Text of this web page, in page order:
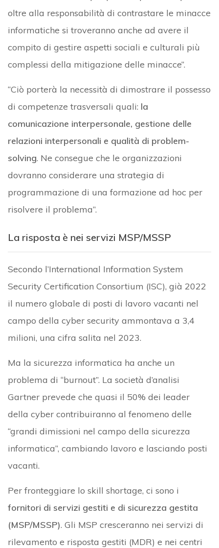
oltre alla responsabilità di contrastare le minacce
informatiche si troveranno anche ad avere il
compito di gestire aspetti sociali e culturali più
complessi della mitigazione delle minacce”.
“Ciò porterà la necessità di dimostrare il possesso
di competenze trasversali quali: la
comunicazione interpersonale, gestione delle
relazioni interpersonali e qualità di problem-
solving. Ne consegue che le organizzazioni
dovranno considerare una strategia di
programmazione di una formazione ad hoc per
risolvere il problema”.
La risposta è nei servizi MSP/MSSP
Secondo l’International Information System
Security Certification Consortium (ISC), già 2022
il numero globale di posti di lavoro vacanti nel
campo della cyber security ammontava a 3,4
milioni, una cifra salita nel 2023.
Ma la sicurezza informatica ha anche un
problema di “burnout”. La società d’analisi
Gartner prevede che quasi il 50% dei leader
della cyber contribuiranno al fenomeno delle
“grandi dimissioni nel campo della sicurezza
informatica”, cambiando lavoro e lasciando posti
vacanti.
Per fronteggiare lo skill shortage, ci sono i
fornitori di servizi gestiti e di sicurezza gestita
(MSP/MSSP). Gli MSP cresceranno nei servizi di
rilevamento e risposta gestiti (MDR) e nei centri